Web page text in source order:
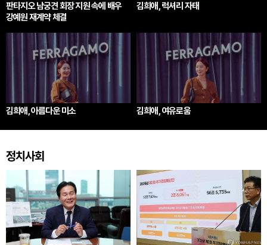
판타지오 남궁견 회장 지원 속에 배우
강예원 재계약 체결
김희애, 럭셔리 자태
김희애, 아름다운 미소 김희애, 여유로움
정치사회